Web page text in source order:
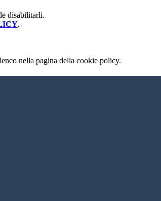
disabilitarli.
.
nella pagina della cookie policy.